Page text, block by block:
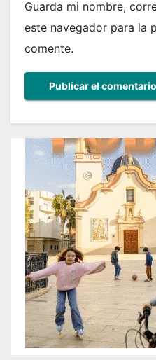
Guarda mi nombre,
este navegador para la
comente.